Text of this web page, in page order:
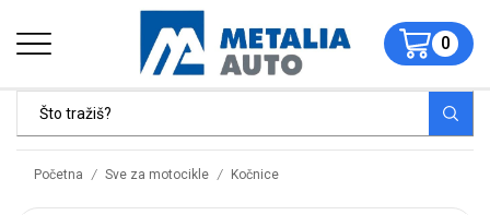
0
Početna / Sve za motocikle / Kočnice